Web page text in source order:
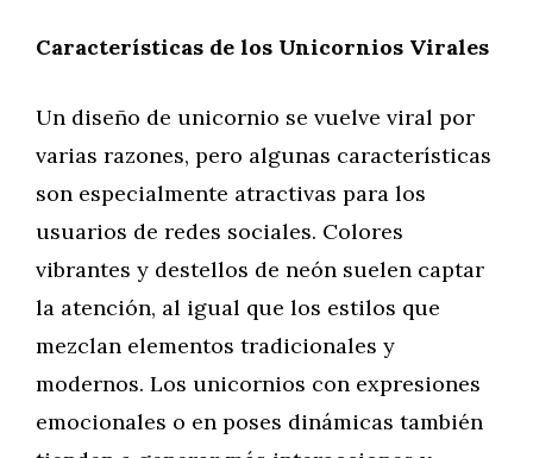
Características de los Unicornios Virales
Un diseño de unicornio se vuelve viral por
varias razones, pero algunas características
son especialmente atractivas para los
usuarios de redes sociales. Colores
vibrantes y destellos de neón suelen captar
la atención, al igual que los estilos que
mezclan elementos tradicionales y
modernos. Los unicornios con expresiones
emocionales o en poses dinámicas también